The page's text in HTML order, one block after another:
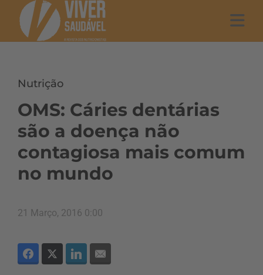
Nutrição
OMS: Cáries dentárias
são a doença não
contagiosa mais comum
no mundo
21 Março, 2016 0:00